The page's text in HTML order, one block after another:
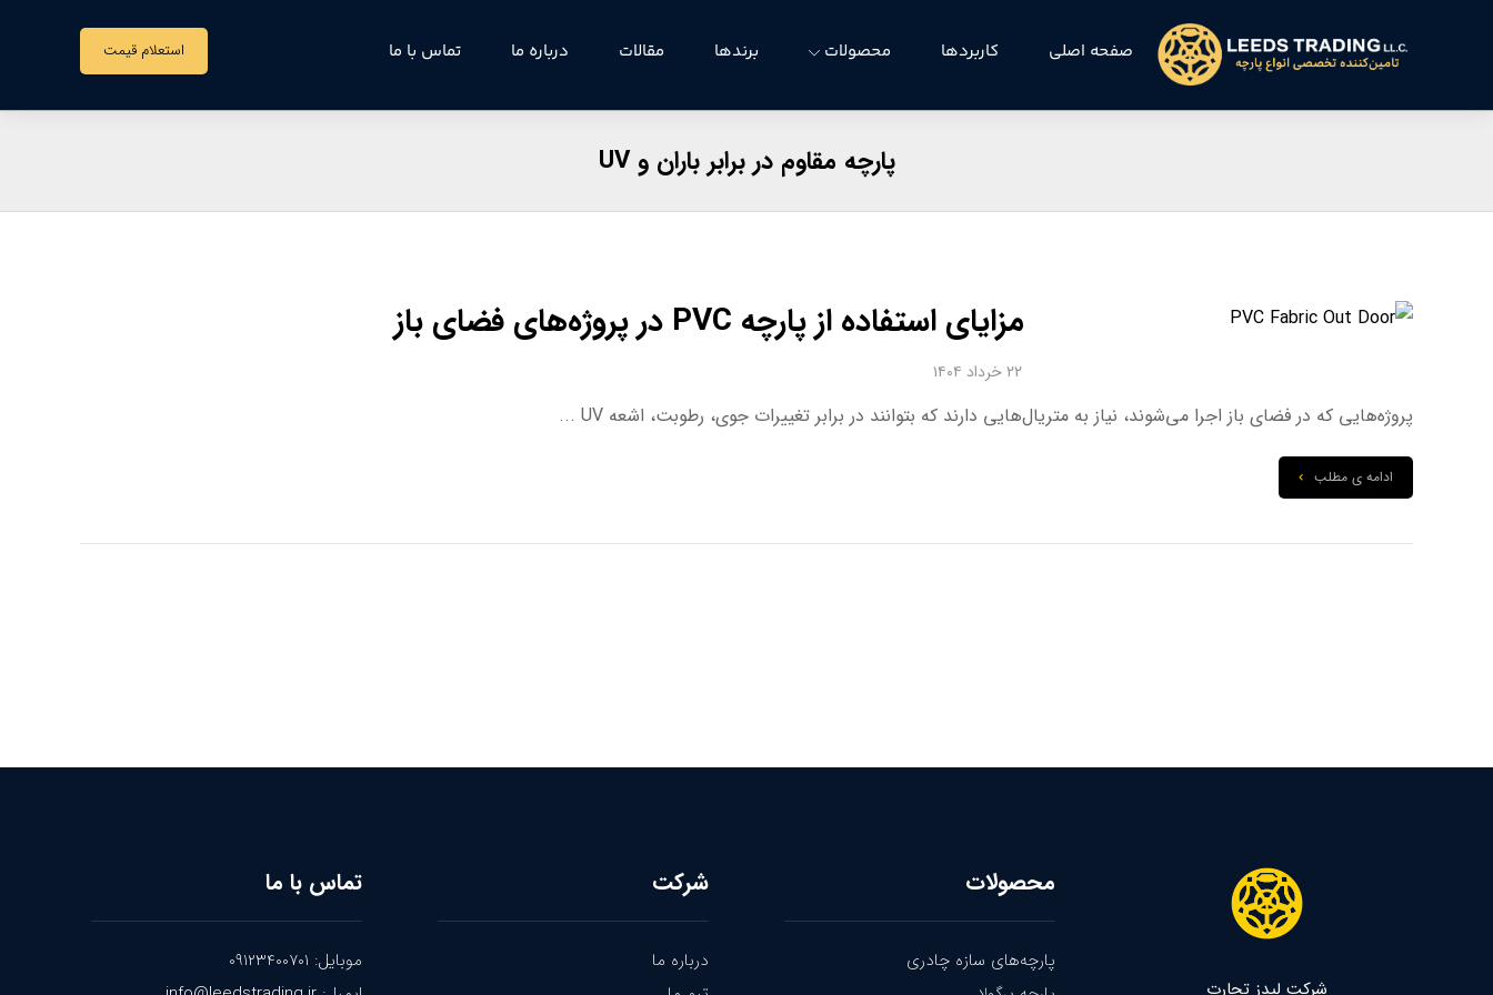
صفحه اصلی کاربردها محصولات برندها مقالات درباره ما تماس با ما استعلام قیمت
پارچه مقاوم در برابر باران و UV
مزایای استفاده از پارچه PVC در پروژه‌های فضای باز
۲۲ خرداد ۱۴۰۴
پروژه‌هایی که در فضای باز اجرا می‌شوند، نیاز به متریال‌هایی دارند که بتوانند در برابر تغییرات جوی، رطوبت، اشعه UV ...
ادامه ی مطلب
شرکت لیدز تجارت
محصولات
پارچه‌های سازه چادری
شرکت
درباره ما
تماس با ما
موبایل: ۰۹۱۲۳۴۰۰۷۰۱